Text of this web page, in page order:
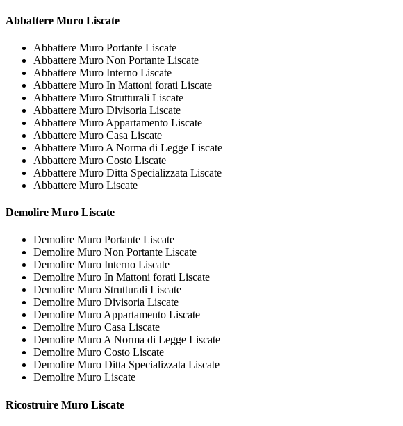
Abbattere Muro Liscate
Abbattere Muro Portante Liscate
Abbattere Muro Non Portante Liscate
Abbattere Muro Interno Liscate
Abbattere Muro In Mattoni forati Liscate
Abbattere Muro Strutturali Liscate
Abbattere Muro Divisoria Liscate
Abbattere Muro Appartamento Liscate
Abbattere Muro Casa Liscate
Abbattere Muro A Norma di Legge Liscate
Abbattere Muro Costo Liscate
Abbattere Muro Ditta Specializzata Liscate
Abbattere Muro Liscate
Demolire Muro Liscate
Demolire Muro Portante Liscate
Demolire Muro Non Portante Liscate
Demolire Muro Interno Liscate
Demolire Muro In Mattoni forati Liscate
Demolire Muro Strutturali Liscate
Demolire Muro Divisoria Liscate
Demolire Muro Appartamento Liscate
Demolire Muro Casa Liscate
Demolire Muro A Norma di Legge Liscate
Demolire Muro Costo Liscate
Demolire Muro Ditta Specializzata Liscate
Demolire Muro Liscate
Ricostruire Muro Liscate